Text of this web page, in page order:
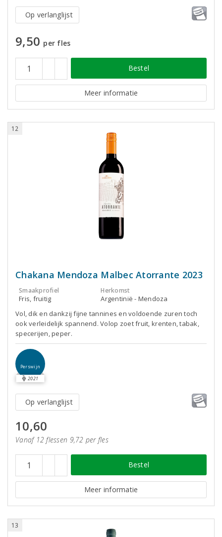
Op verlanglijst
9,50 per fles
Bestel
Meer informatie
12
Chakana Mendoza Malbec Atorrante 2023
Smaakprofiel
Fris, fruitig
Herkomst
Argentinië - Mendoza
Vol, dik en dankzij fijne tannines en voldoende zuren toch
ook verleidelijk spannend. Volop zoet fruit, krenten, tabak,
specerijen, peper.
Perswijn
2021
Op verlanglijst
10,60
Vanaf 12 flessen 9,72 per fles
Bestel
Meer informatie
13